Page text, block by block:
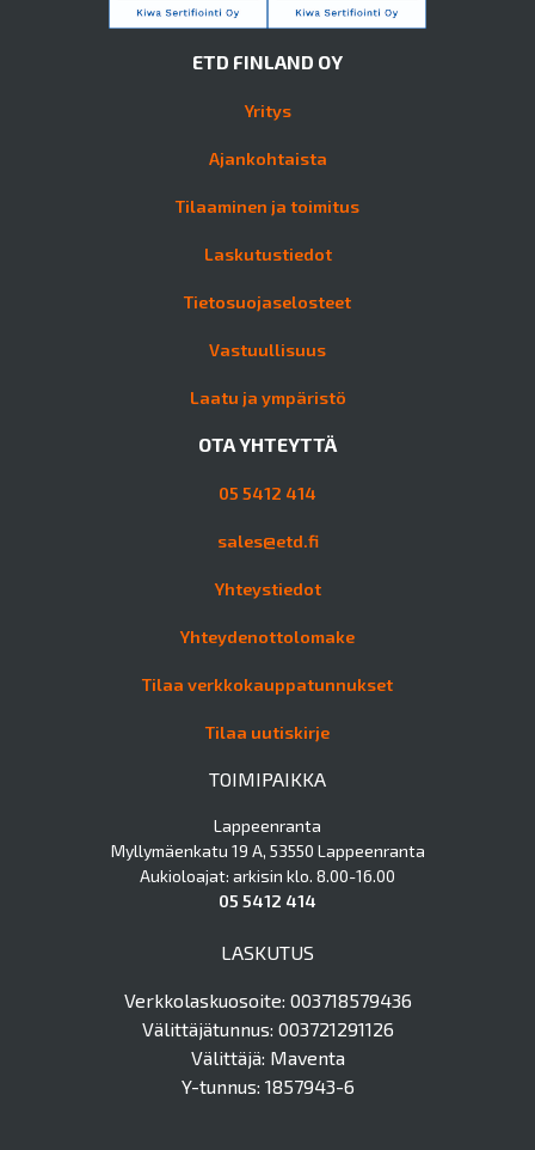
ETD FINLAND OY
Yritys
Ajankohtaista
Tilaaminen ja toimitus
Laskutustiedot
Tietosuojaselosteet
Vastuullisuus
Laatu ja ympäristö
OTA YHTEYTTÄ
05 5412 414
sales@etd.fi
Yhteystiedot
Yhteydenottolomake
Tilaa verkkokauppatunnukset
Tilaa uutiskirje
TOIMIPAIKKA
Lappeenranta
Myllymäenkatu 19 A, 53550 Lappeenranta
Aukioloajat: arkisin klo. 8.00-16.00
05 5412 414
LASKUTUS
Verkkolaskuosoite: 003718579436
Välittäjätunnus: 003721291126
Välittäjä: Maventa
Y-tunnus: 1857943-6